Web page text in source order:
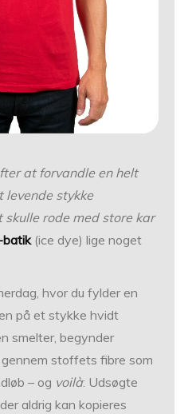
at forvandle en helt
stykke
rode med store kar
batik(ice dye) lige noget
hvor du fylder en
på et stykke hvidt
smelter, begynder
stoffets fibre som
– og voilà: Udsøgte
aldrig kan kopieres